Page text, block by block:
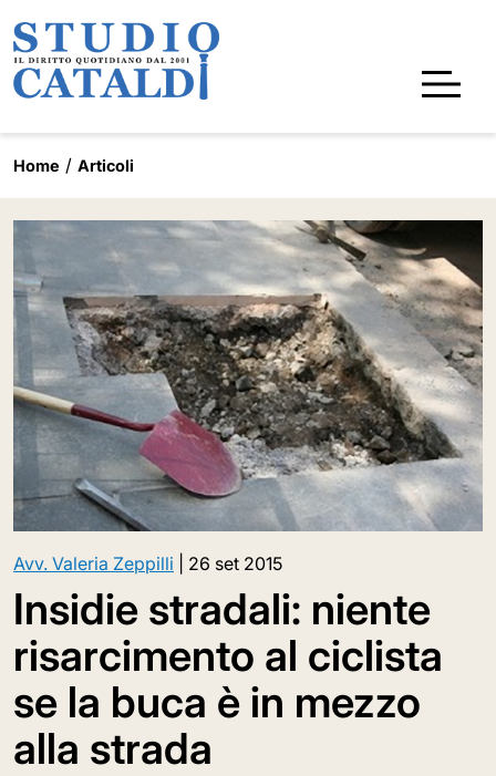
Home Articoli
Avv. Valeria Zeppilli 26 set 2015
Insidie stradali: niente
risarcimento al ciclista
se la buca è in mezzo
alla strada